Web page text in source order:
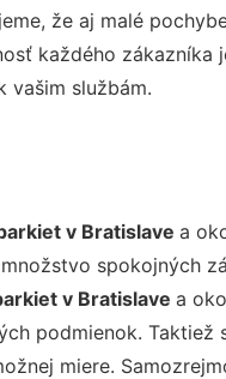
že aj malé
každého zákazníka
vašim službám.
v Bratislave a
spokojných
v Bratislave a
podmienok. Taktiež
miere.